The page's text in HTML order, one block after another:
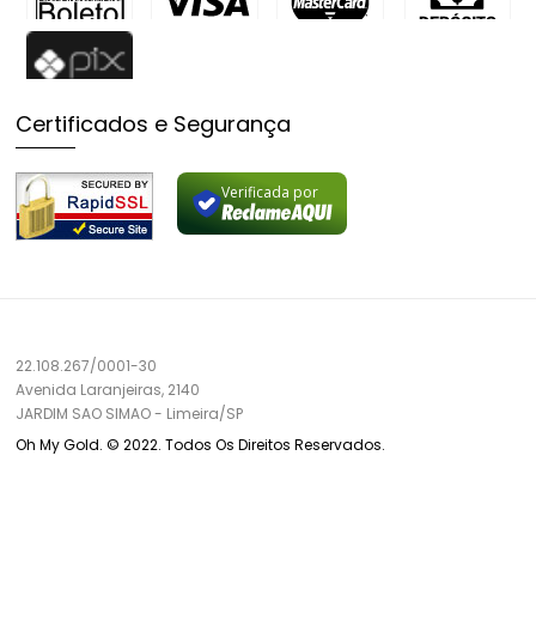
Certificados e Segurança
Verificada por
22.108.267/0001-30
Avenida Laranjeiras, 2140
JARDIM SAO SIMAO - Limeira/SP
Oh My Gold. © 2022. Todos Os Direitos Reservados.